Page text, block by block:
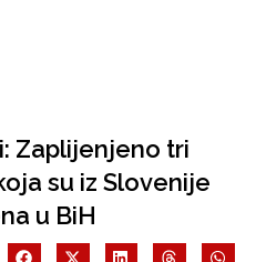
Zaplijenjeno tri
su iz Slovenije
u BiH